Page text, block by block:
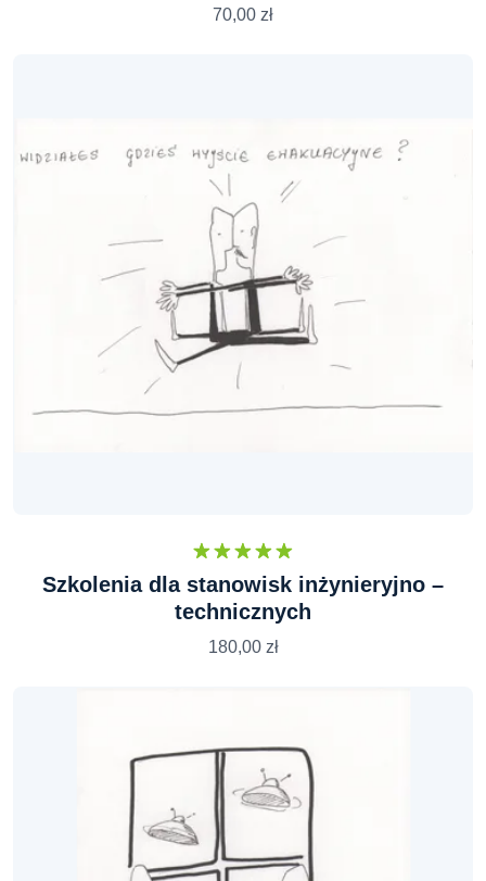
70,00 zł
Oceniono
5.00na 5
Szkolenia dla stanowisk inżynieryjno –
technicznych
180,00 zł